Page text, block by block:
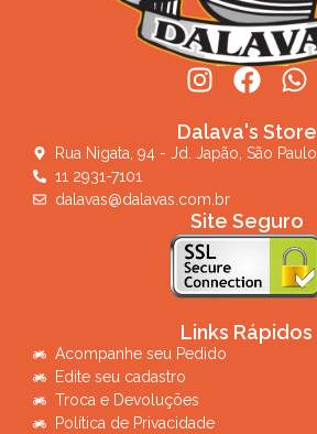
Dalava's Store
Rua Nigata, 94 - Jd. Japão, São Paulo
11 2931-7101
dalavas@dalavas.com.br
Site Seguro
Links Rápidos
Acompanhe seu Pedido
Edite seu cadastro
Troca e Devoluções
Política de Privacidade